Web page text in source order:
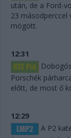
után, de a Ford-
23 másodperccel
mögött.
12:31
Porschék
előtt, de most ő
12:29
A P2